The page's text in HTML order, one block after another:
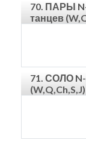
70. ПАРЫ N-
танцев
71. СОЛО N-
(W,Q,Ch,S,J)